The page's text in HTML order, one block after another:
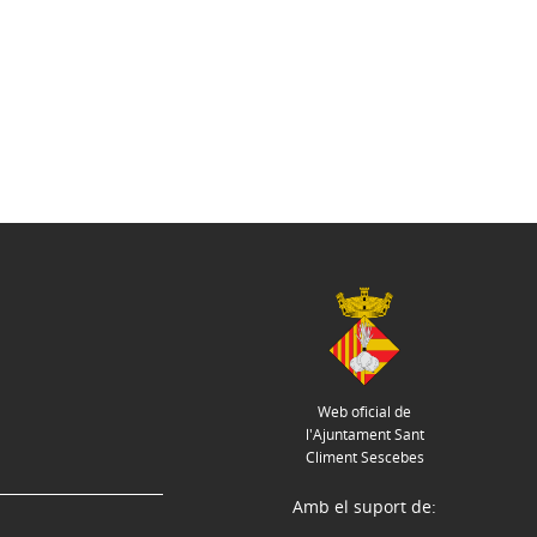
Web oficial de
l'Ajuntament Sant
Climent Sescebes
Amb el suport de: